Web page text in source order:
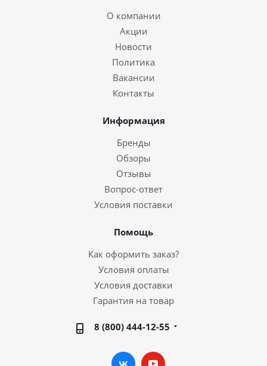
О компании
Акции
Новости
Политика
Вакансии
Контакты
Информация
Бренды
Обзоры
Отзывы
Вопрос-ответ
Условия поставки
Помощь
Как оформить заказ?
Условия оплаты
Условия доставки
Гарантия на товар
8 (800) 444-12-55